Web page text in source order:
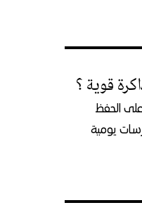
قوية ؟
على الحفظ
يومية